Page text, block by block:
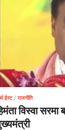
ईस्ट/राजनीति
विस्वा